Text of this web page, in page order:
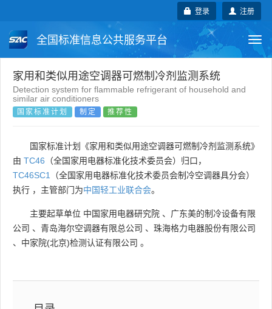
注册
登录
全国标准信息公共服务平台
国家标准 行业标准 地方标准
团体标准
家用和类似用途空调器可燃制冷剂监测系统
Detection system for flammable refrigerant of household and
similar air conditioners
国家标准计划 制定 推荐性
国家标准计划《家用和类似用途空调器可燃制冷剂监测系统》
由 TC46 （全国家用电器标准化技术委员会）归口，
TC46SC1
（全国家用电器标准化技术委员会制冷空调器具分会）
执行 ，主管部门为中国轻工业联合会。
主要起草单位 中国家用电器研究院 、 广东美的制冷设备有限
公司 、 青岛海尔空调器有限总公司 、 珠海格力电器股份有限公司
、 中家院(北京)检测认证有限公司 。